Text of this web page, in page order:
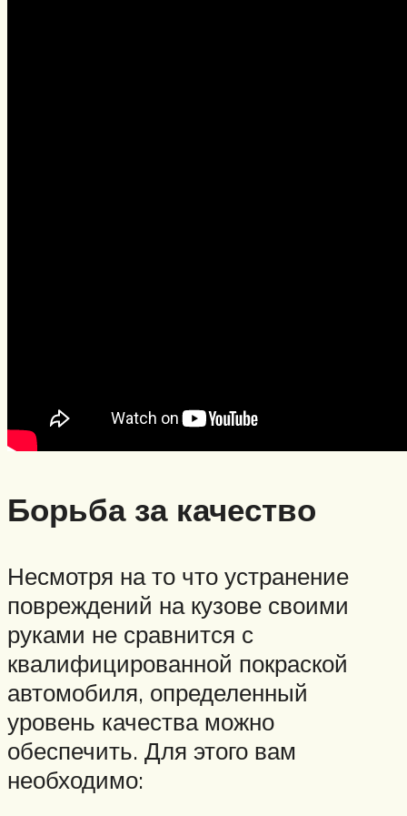
Борьба за качество
Несмотря на то что устранение
повреждений на кузове своими
руками не сравнится с
квалифицированной покраской
автомобиля, определенный
уровень качества можно
обеспечить. Для этого вам
необходимо: